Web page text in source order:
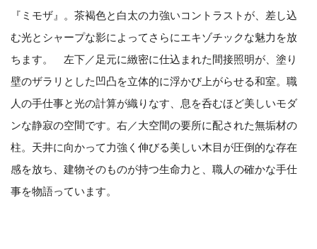
『ミモザ』。茶褐色と白太の力強いコントラストが、差し込
む光とシャープな影によってさらにエキゾチックな魅力を放
ちます。 左下／足元に緻密に仕込まれた間接照明が、塗り
壁のザラリとした凹凸を立体的に浮かび上がらせる和室。職
人の手仕事と光の計算が織りなす、息を呑むほど美しいモダ
ンな静寂の空間です。右／大空間の要所に配された無垢材の
柱。天井に向かって力強く伸びる美しい木目が圧倒的な存在
感を放ち、建物そのものが持つ生命力と、職人の確かな手仕
事を物語っています。